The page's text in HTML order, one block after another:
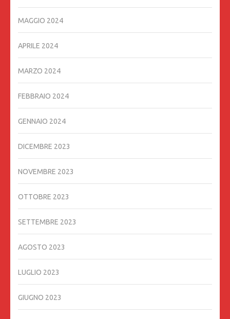
MAGGIO 2024
APRILE 2024
MARZO 2024
FEBBRAIO 2024
GENNAIO 2024
DICEMBRE 2023
NOVEMBRE 2023
OTTOBRE 2023
SETTEMBRE 2023
AGOSTO 2023
LUGLIO 2023
GIUGNO 2023